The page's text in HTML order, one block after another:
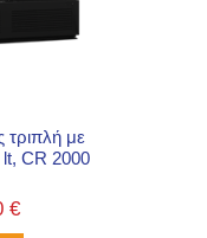
τριπλή με
lt, CR 2000
€